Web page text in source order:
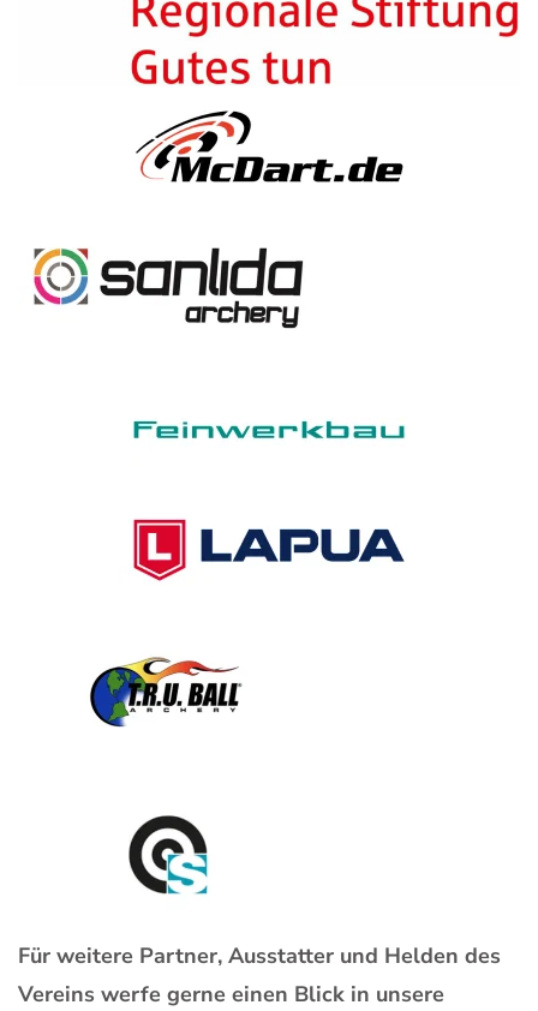
Für weitere Partner, Ausstatter und Helden des
Vereins werfe gerne einen Blick in unsere